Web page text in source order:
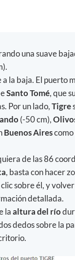
una suave
la baja. El puerto
SantoTomé, que
Por un lado,Tigre
(-50 cm),
Buenos Aires
de las 86
, basta con hacer
sobre él, y
detallada.
laaltura del río
dedos sobre la